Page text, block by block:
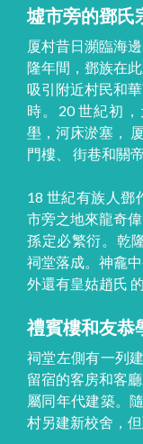
墟市旁的鄧氏
厦村昔日瀕臨海
隆年間，鄧族在
吸引附近村民和
時。20 世紀初
壆，河床淤塞，
門樓、 街巷和關帝
18 世紀有族人鄧
市旁之地來龍奇
孫定必繁衍。乾
祠堂落成。神龕
外還有皇姑趙氏 的
禮賓樓和友恭
祠堂左側有一列
留宿的客房和客
屬同年代建築。
村另建新校舍，